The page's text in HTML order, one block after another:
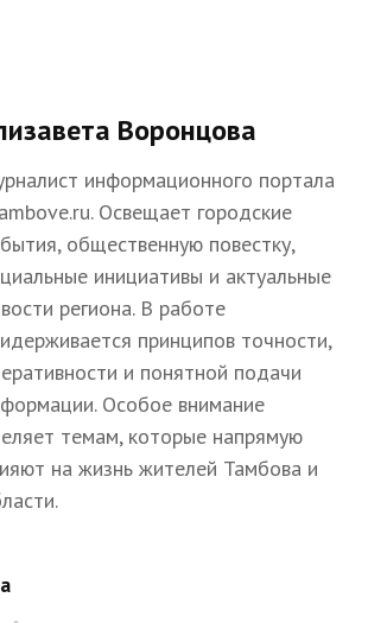
Воронцова
информационного портала
Освещает городские
общественную повестку,
инициативы и актуальные
региона. В работе
принципов точности,
и понятной подачи
Особое внимание
темам, которые напрямую
на жизнь жителей Тамбова и